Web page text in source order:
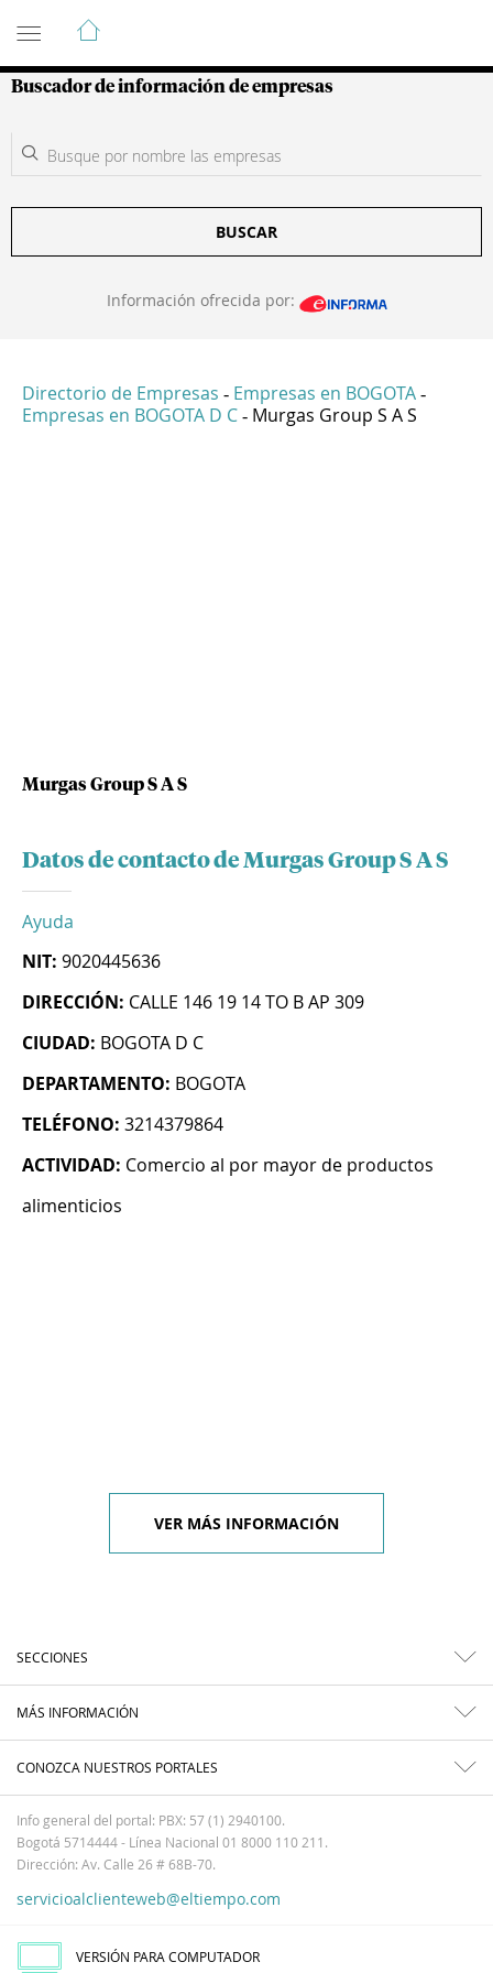
Guía de Empresas Colombianas
Buscador de información de empresas
BUSCAR
Información ofrecida por:
Directorio de Empresas - Empresas en BOGOTA -
Empresas en BOGOTA D C - Murgas Group S A S
Murgas Group S A S
Datos de contacto de Murgas Group S A S
Ayuda
NIT: 9020445636
DIRECCIÓN: CALLE 146 19 14 TO B AP 309
CIUDAD: BOGOTA D C
DEPARTAMENTO: BOGOTA
TELÉFONO: 3214379864
ACTIVIDAD: Comercio al por mayor de productos
alimenticios
VER MÁS INFORMACIÓN
SECCIONES
MÁS INFORMACIÓN
CONOZCA NUESTROS PORTALES
Info general del portal: PBX: 57 (1) 2940100.
Bogotá 5714444 - Línea Nacional 01 8000 110 211.
Dirección: Av. Calle 26 # 68B-70.
servicioalclienteweb@eltiempo.com
VERSIÓN PARA COMPUTADOR